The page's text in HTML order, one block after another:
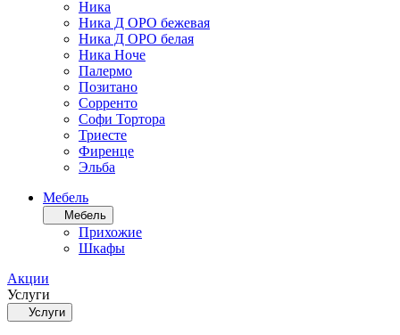
Ника
Ника Д ОРО бежевая
Ника Д ОРО белая
Ника Ноче
Палермо
Позитано
Сорренто
Софи Тортора
Триесте
Фиренце
Эльба
Мебель
Мебель
Прихожие
Шкафы
Акции
Услуги
Услуги